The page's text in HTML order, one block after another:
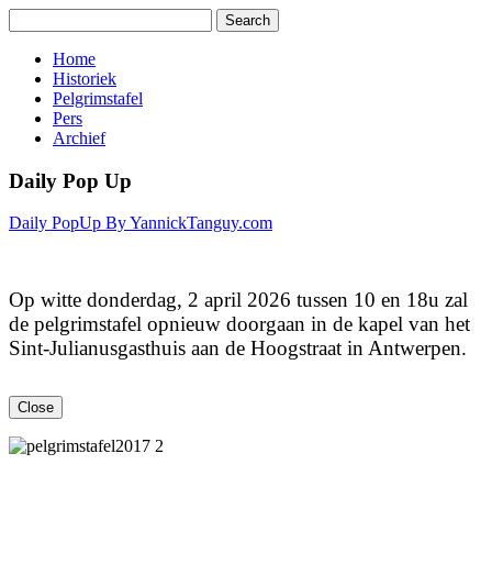
Home
Historiek
Pelgrimstafel
Pers
Archief
Daily Pop Up
Daily PopUp By YannickTanguy.com
Op witte donderdag, 2 april 2026 tussen 10 en 18u zal
de pelgrimstafel opnieuw doorgaan in de kapel van het
Sint-Julianusgasthuis aan de Hoogstraat in Antwerpen.